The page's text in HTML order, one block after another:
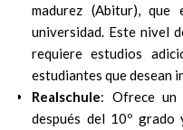
madurez (Abitur),
universidad. Este nivel
requiere estudios
estudiantes que desean
Realschule: Ofrece un
después del 10º